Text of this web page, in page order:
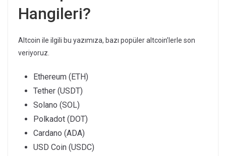
Hangileri?
Altcoin ile ilgili bu yazımıza, bazı popüler altcoin’lerle son
veriyoruz.
Ethereum (ETH)
Tether (USDT)
Solano (SOL)
Polkadot (DOT)
Cardano (ADA)
USD Coin (USDC)